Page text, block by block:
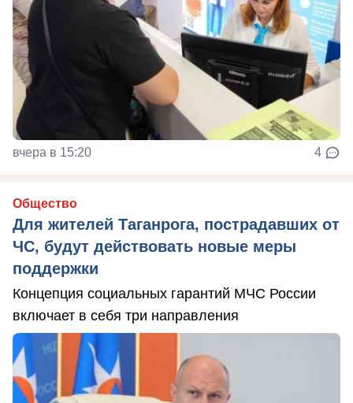
вчера в 15:20 4
Общество
Для жителей Таганрога, пострадавших от
ЧС, будут действовать новые меры
поддержки
Концепция социальных гарантий МЧС России
включает в себя три направления